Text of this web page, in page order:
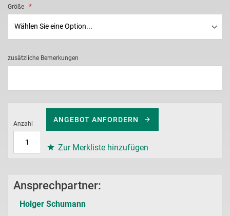
Größe
zusätzliche Bemerkungen
Anzahl
ANGEBOT ANFORDERN
Zur Merkliste hinzufügen
Ansprechpartner:
Holger Schumann